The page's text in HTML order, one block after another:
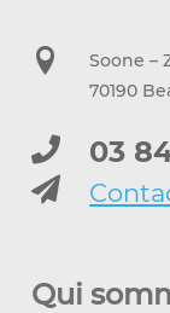
Soone –
70190
03
Qui